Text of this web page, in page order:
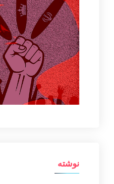
نوشته